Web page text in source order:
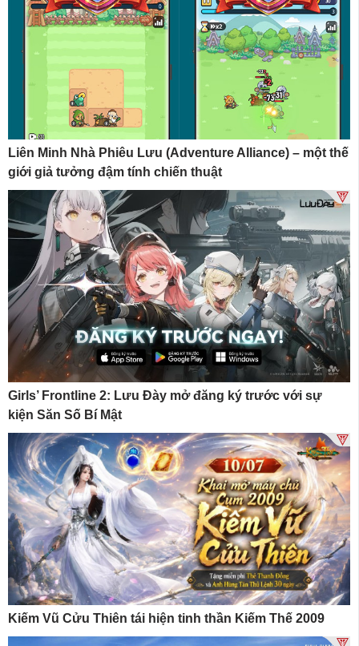
Liên Minh Nhà Phiêu Lưu (Adventure Alliance) – một thế
giới giả tưởng đậm tính chiến thuật
Girls’ Frontline 2: Lưu Đày mở đăng ký trước với sự
kiện Săn Số Bí Mật
Kiếm Vũ Cửu Thiên tái hiện tinh thần Kiếm Thế 2009